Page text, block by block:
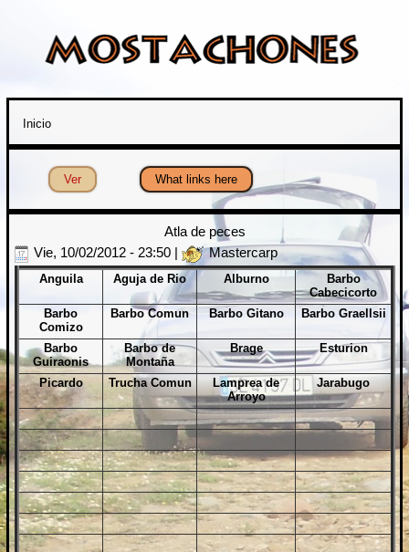
Usted está aquí
Inicio
Ver (solapa activa)What links here
Atla de peces
Vie, 10/02/2012 - 23:50 | Mastercarp
Anguila Aguja de Rio Alburno
Barbo
Cabecicorto
Barbo
Comizo
Barbo Comun Barbo Gitano Barbo Graellsii
Barbo
Guiraonis
Barbo de
Montaña
Brage Esturion
Picardo Trucha Comun
Lamprea de
Arroyo
Jarabugo